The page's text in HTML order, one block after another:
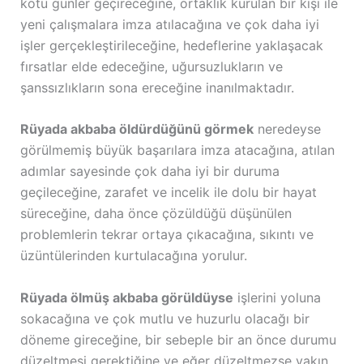
yeni çalışmalara imza atılacağına ve çok daha iyi
işler gerçekleştirileceğine, hedeflerine yaklaşacak
fırsatlar elde edeceğine, uğursuzlukların ve
şanssızlıkların sona ereceğine inanılmaktadır.
Rüyada akbaba öldürdüğünü görmekneredeyse
görülmemiş büyük başarılara imza atacağına, atılan
adımlar sayesinde çok daha iyi bir duruma
geçileceğine, zarafet ve incelik ile dolu bir hayat
süreceğine, daha önce çözüldüğü düşünülen
problemlerin tekrar ortaya çıkacağına, sıkıntı ve
üzüntülerinden kurtulacağına yorulur.
Rüyada ölmüş akbaba görüldüyse işlerini yoluna
sokacağına ve çok mutlu ve huzurlu olacağı bir
döneme gireceğine, bir sebeple bir an önce durumu
düzeltmesi gerektiğine ve eğer düzeltmezse yakın